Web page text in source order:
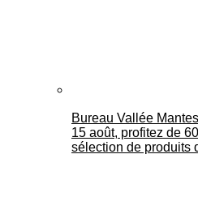
Bureau Vallée
15 août, profitez de
sélection de produits